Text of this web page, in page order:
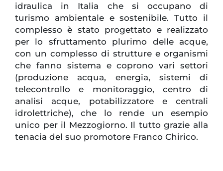
idraulica in Italia che si occupano di
turismo ambientale e sostenibile. Tutto il
complesso è stato progettato e realizzato
per lo sfruttamento plurimo delle acque,
con un complesso di strutture e organismi
che fanno sistema e coprono vari settori
(produzione acqua, energia, sistemi di
telecontrollo e monitoraggio, centro di
analisi acque, potabilizzatore e centrali
idrolettriche), che lo rende un esempio
unico per il Mezzogiorno. Il tutto grazie alla
tenacia del suo promotore Franco Chirico.